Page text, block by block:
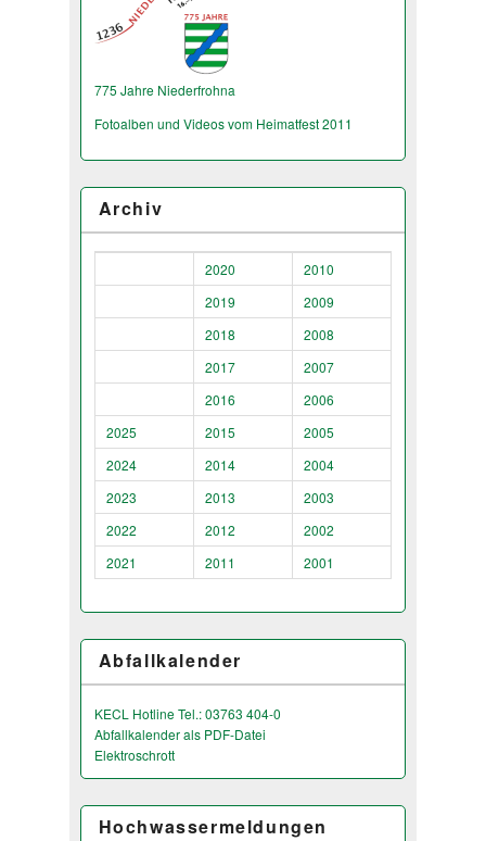
775 Jahre Niederfrohna
Fotoalben und Videos vom Heimatfest 2011
Archiv
2020
2010
2019
2009
2018
2008
2017
2007
2016
2006
2025
2015
2005
2024
2014
2004
2023
2013
2003
2022
2012
2002
2021
2011 2001
Abfallkalender
KECL Hotline Tel.: 03763 404-0
Abfallkalender als PDF-Datei
Elektroschrott
Hochwassermeldungen